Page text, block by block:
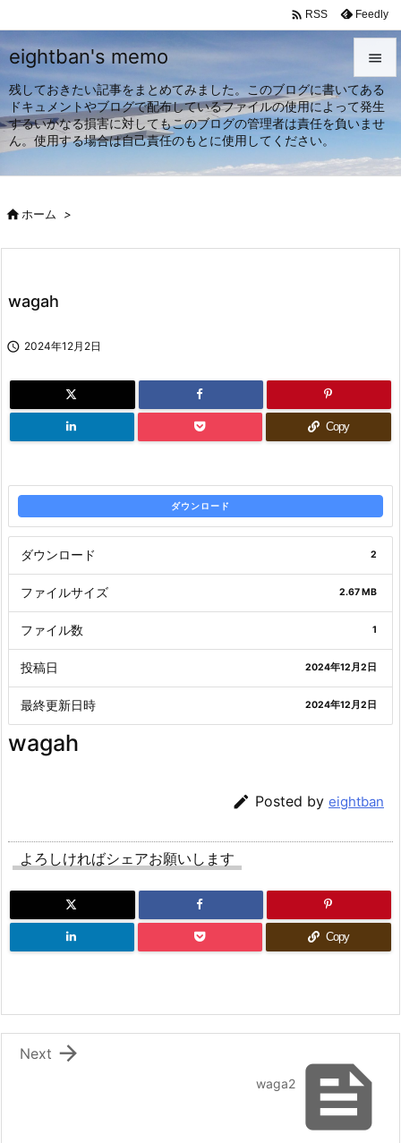
eightban's memo
残しておきたい記事をまとめてみました。このブログに書いてある
ドキュメントやブログで配布しているファイルの使用によって発生
するいかなる損害に対してもこのブログの管理者は責任を負いませ
ん。使用する場合は自己責任のもとに使用してください。


メニュ
サイド
次へ
 RSS Feedly
ホーム >
wagah
 2024年12月2日
Copy
ダウンロード
ダウンロード 2
ファイルサイズ 2.67 MB
ファイル数 1
投稿日 2024年12月2日
最終更新日時 2024年12月2日
wagah
 Posted by eightban
よろしければシェアお願いします
Copy

waga2

Next